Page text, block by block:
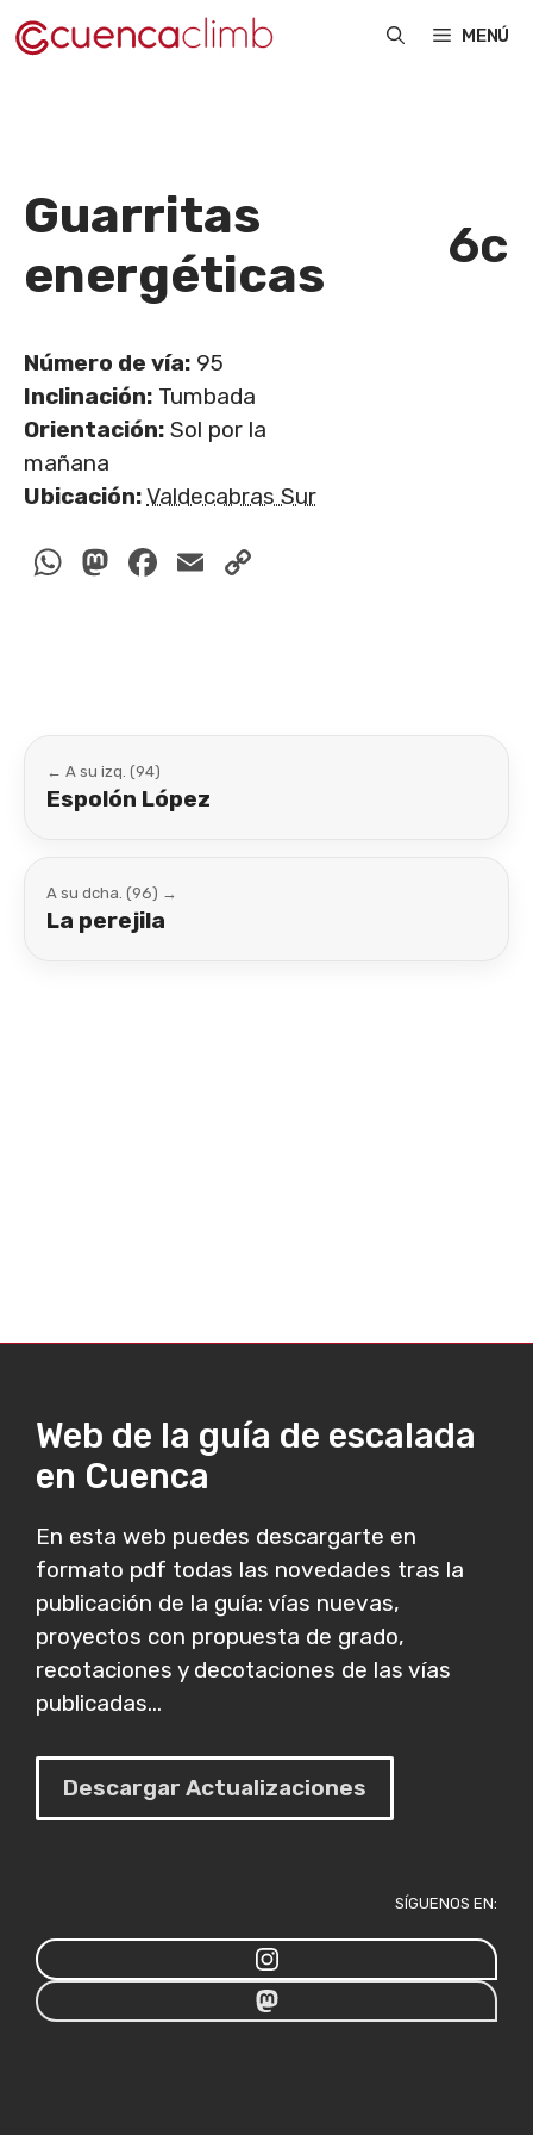
Saltar
al
MENÚ
Guarritas
energéticas
6c
Número de vía: 95
Inclinación: Tumbada
Orientación: Sol por la
mañana
Ubicación:Valdecabras Sur
WhatsApp
Mastodon
Facebook
Email
← A su izq. (94)
Espolón López
A su dcha. (96) →
La perejila
Web de la guía de escalada
en Cuenca
En esta web puedes descargarte en
formato pdf todas las novedades tras la
publicación de la guía: vías nuevas,
proyectos con propuesta de grado,
recotaciones y decotaciones de las vías
publicadas...
Descargar Actualizaciones
SÍGUENOS EN: